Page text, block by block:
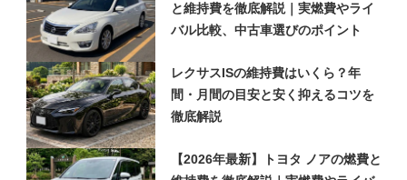
と維持費を徹底解説｜実燃費やライ
バル比較、中古車選びのポイント
レクサスISの維持費はいくら？年
間・月間の目安と安く抑えるコツを
徹底解説
【2026年最新】トヨタ ノアの燃費と